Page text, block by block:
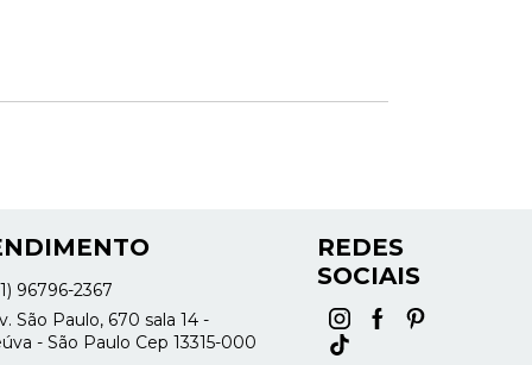
96796-2367
São Paulo, 670 sala 14 -
- São Paulo Cep 13315-000
REDES
SOCIAIS